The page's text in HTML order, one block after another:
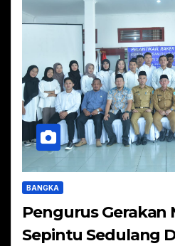
BANGKA
Pengurus Gerakan
Sepintu Sedulang